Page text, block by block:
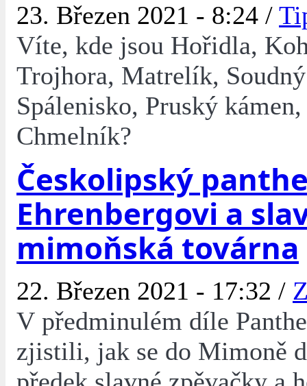
23. Březen 2021 - 8:24 /
Víte, kde jsou Hořidla,
Trojhora, Matrelík,
Spálenisko, Pruský
Chmelník?
Českolipský
Ehrenbergovi a
mimoňská továrna
22. Březen 2021 - 17:32 /
V předminulém díle
zjistili, jak se do Mimoně